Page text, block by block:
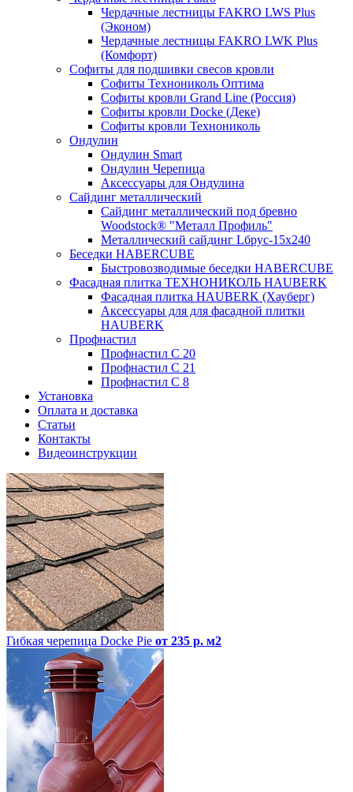
Чердачные лестницы FAKRO LWS Plus
(Эконом)
Чердачные лестницы FAKRO LWK Plus
(Комфорт)
Софиты для подшивки свесов кровли
Софиты Технониколь Оптима
Софиты кровли Grand Line (Россия)
Софиты кровли Docke (Деке)
Софиты кровли Технониколь
Ондулин
Ондулин Smart
Ондулин Черепица
Аксессуары для Ондулина
Сайдинг металлический
Сайдинг металлический под бревно
Woodstock® "Металл Профиль"
Металлический сайдинг Lбрус-15х240
Беседки HABERCUBE
Быстровозводимые беседки HABERCUBE
Фасадная плитка ТЕХНОНИКОЛЬ HAUBERK
Фасадная плитка HAUBERK (Хауберг)
Аксессуары для для фасадной плитки
HAUBERK
Профнастил
Профнастил С 20
Профнастил С 21
Профнастил С 8
Установка
Оплата и доставка
Статьи
Контакты
Видеоинструкции
Гибкая черепица Docke Pie от 235 р. м2